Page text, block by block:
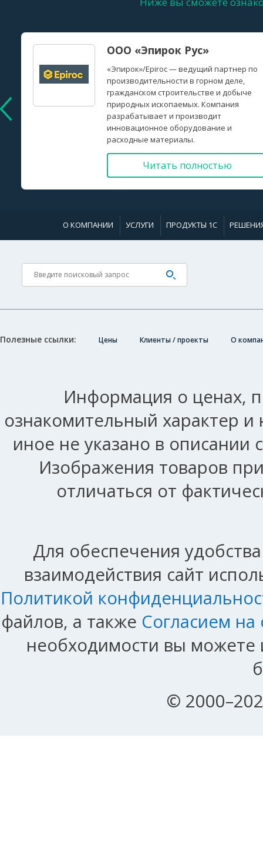
ООО «Эпирок Рус»
«Эпирок»/Epiroc — ведущий партнер по
производительности в горном деле,
гражданском строительстве и добыче
природных ископаемых. Компания
разрабатывает и производит
инновационное оборудование и
расходные материалы.
Читать полностью
О КОМПАНИИ УСЛУГИ ПРОДУКТЫ 1С
Полезные ссылки: Цены Клиенты / проекты О
Информация о ценах,
ознакомительный характер
иное не указано в описании
Изображения товаров
отличаться от
Для обеспечения
взаимодействия сайт
Политикой
файлов, а также Согласием
необходимости вы можете
©